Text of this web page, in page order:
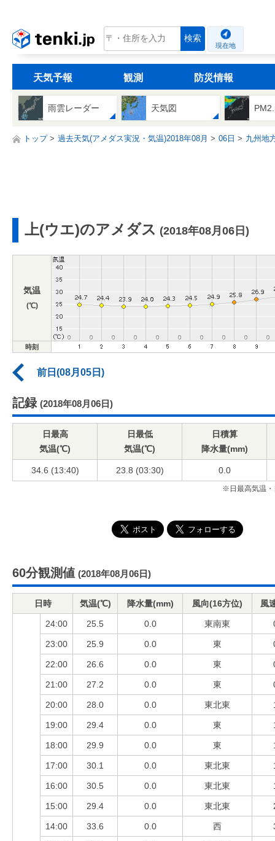
tenki.jp 検索
現在地
天気予報 観測 防災情報
雨雲レーダー 天気図
トップ 過去天気(アメダス実況・気温)2018年08月 06日 九州地
上(ウエ)のアメダス (2018年08月06日)
気温
(℃)
時刻
前日(08月05日)
記録 (2018年08月06日)
日最高
気温(℃)
日最低
気温(℃)
日積算
降水量(mm)
34.6 (13:40) 23.8 (03:30) 0.0
※日最高気温・
60分観測値 (2018年08月06日)
日時 気温(℃) 降水量(mm) 風向(16方位) 風
24:00 25.5 0.0 東南東
23:00 25.9 0.0 東
22:00 26.6 0.0 東
21:00 27.2 0.0 東
20:00 28.0 0.0 東北東
19:00 29.4 0.0 東
18:00 29.9 0.0 東
17:00 30.1 0.0 東北東
16:00 30.5 0.0 東北東
15:00 29.4 0.0 東北東
14:00 33.6 0.0 西